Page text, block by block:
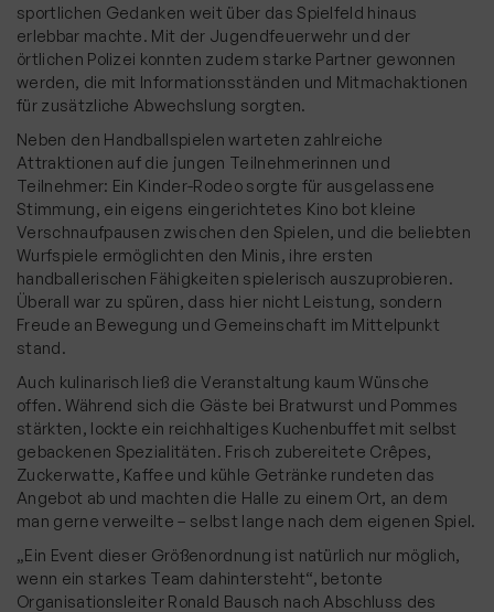
sportlichen Gedanken weit über das Spielfeld hinaus
erlebbar machte. Mit der Jugendfeuerwehr und der
örtlichen Polizei konnten zudem starke Partner gewonnen
werden, die mit Informationsständen und Mitmachaktionen
für zusätzliche Abwechslung sorgten.
Neben den Handballspielen warteten zahlreiche
Attraktionen auf die jungen Teilnehmerinnen und
Teilnehmer: Ein Kinder-Rodeo sorgte für ausgelassene
Stimmung, ein eigens eingerichtetes Kino bot kleine
Verschnaufpausen zwischen den Spielen, und die beliebten
Wurfspiele ermöglichten den Minis, ihre ersten
handballerischen Fähigkeiten spielerisch auszuprobieren.
Überall war zu spüren, dass hier nicht Leistung, sondern
Freude an Bewegung und Gemeinschaft im Mittelpunkt
stand.
Auch kulinarisch ließ die Veranstaltung kaum Wünsche
offen. Während sich die Gäste bei Bratwurst und Pommes
stärkten, lockte ein reichhaltiges Kuchenbuffet mit selbst
gebackenen Spezialitäten. Frisch zubereitete Crêpes,
Zuckerwatte, Kaffee und kühle Getränke rundeten das
Angebot ab und machten die Halle zu einem Ort, an dem
man gerne verweilte – selbst lange nach dem eigenen Spiel.
„Ein Event dieser Größenordnung ist natürlich nur möglich,
wenn ein starkes Team dahintersteht“, betonte
Organisationsleiter Ronald Bausch nach Abschluss des